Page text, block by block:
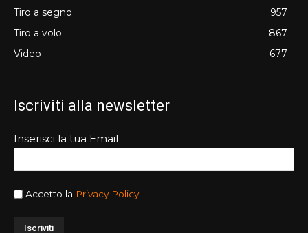
Tiro a segno
957
Tiro a volo
867
Video
677
Iscriviti alla newsletter
Inserisci la tua Email
Accetto la Privacy Policy